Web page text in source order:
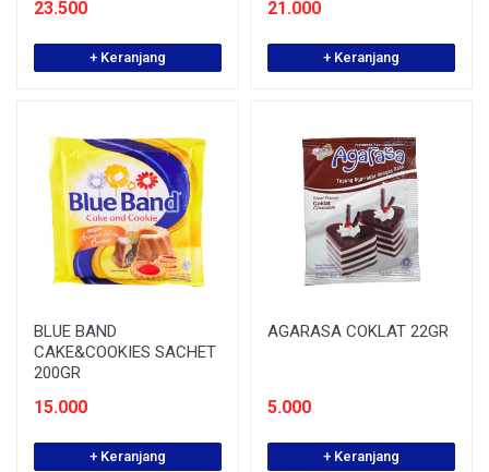
23.500
+ Keranjang
21.000
+ Keranjang
BLUE BAND
CAKE&COOKIES SACHET
200GR
15.000
+ Keranjang
AGARASA COKLAT 22GR
5.000
+ Keranjang